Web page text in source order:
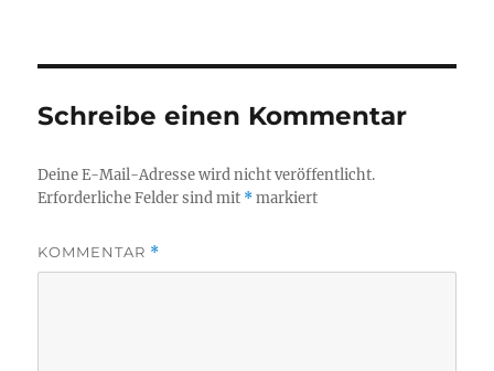
Schreibe einen Kommentar
Deine E-Mail-Adresse wird nicht veröffentlicht.
Erforderliche Felder sind mit *markiert
KOMMENTAR *